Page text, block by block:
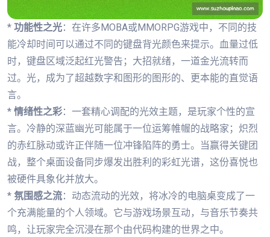
* 功能性之光：在许多MOBA或MMORPG游戏中，不同的技
能冷却时间可以通过不同的键盘背光颜色来提示。血量过低
时，键盘区域泛起红光警告；大招就绪，一道金光流转而
过。光，成为了超越数字和图形的图形的、更本能的直觉语
言。
* 情绪性之彩：一套精心调配的光效主题，是玩家个性的宣
言。冷静的深蓝幽光可能属于一位运筹帷幄的战略家；炽烈
的赤红脉动或许正伴随一位冲锋陷阵的勇士。当赢得关键团
战，整个桌面设备同步爆发出胜利的彩虹光谱，这份喜悦也
被硬件具象化并放大。
* 氛围感之流：动态流动的光效，将冰冷的电脑桌变成了一
个充满能量的个人领域。它与游戏场景互动，与音乐节奏共
鸣，让玩家完全沉浸在那个由代码构建的世界之中。